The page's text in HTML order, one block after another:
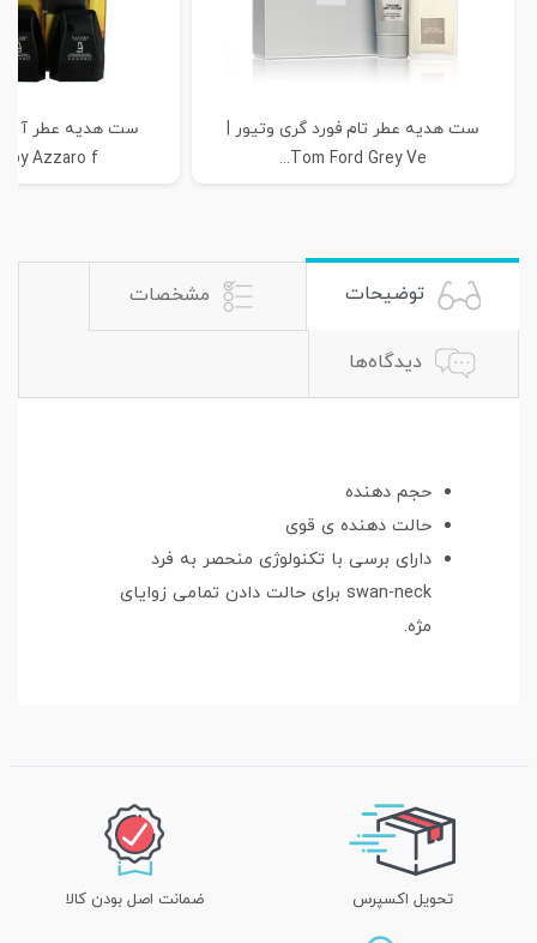
ست هدیه عطر تام فورد گری وتیور |
Tom Ford Grey Ve...
by Azzaro f...
توضیحات مشخصات
دیدگاه‌ها
حجم دهنده
حالت دهنده ی قوی
دارای برسی با تکنولوژی منحصر به فرد
swan-neck برای حالت دادن تمامی زوایای
مژه.
تحویل اکسپرس ضمانت اصل بودن کالا